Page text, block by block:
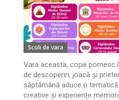
Scoli de vara
Vara aceasta, copiii pornesc
de descoperiri, joacă și
săptămână aduce o
creative și experiențe